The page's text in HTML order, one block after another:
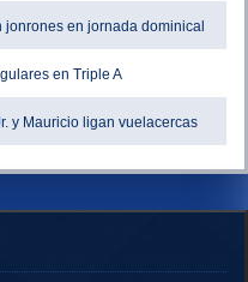
jonrones en jornada dominical
en Triple A
y Mauricio ligan vuelacercas